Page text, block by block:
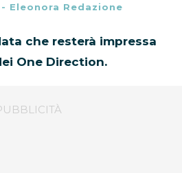
- Eleonora Redazione
che resterà impressa
One Direction.